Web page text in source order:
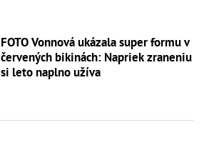
FOTO Vonnová ukázala super formu v
červených bikinách: Napriek zraneniu
si leto naplno užíva